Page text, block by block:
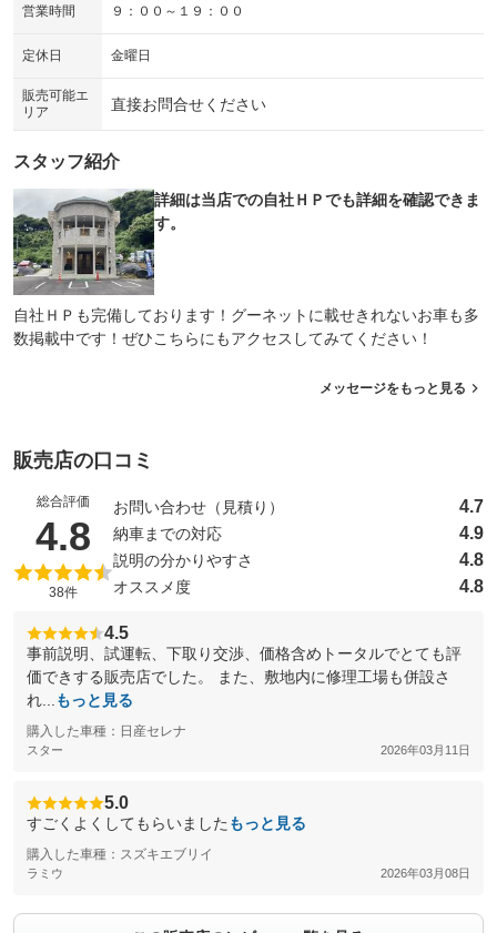
営業時間 ９：００～１９：００
定休日 金曜日
販売可能エ
リア
直接お問合せください
スタッフ紹介
詳細は当店での自社ＨＰでも詳細を確認できま
す。
自社ＨＰも完備しております！グーネットに載せきれないお車も多
数掲載中です！ぜひこちらにもアクセスしてみてください！
メッセージをもっと見る
販売店の口コミ
総合評価
4.8 （5点満点中）
38件
お問い合わせ（見積り） 4.7
納車までの対応 4.9
説明の分かりやすさ 4.8
オススメ度 4.8
4.5
事前説明、試運転、下取り交渉、価格含めトータルでとても評
価できする販売店でした。 また、敷地内に修理工場も併設さ
れ...
もっと見る
購入した車種：日産セレナ
スター 2026年03月11日
5.0
すごくよくしてもらいました もっと見る
購入した車種：スズキエブリイ
ラミウ 2026年03月08日